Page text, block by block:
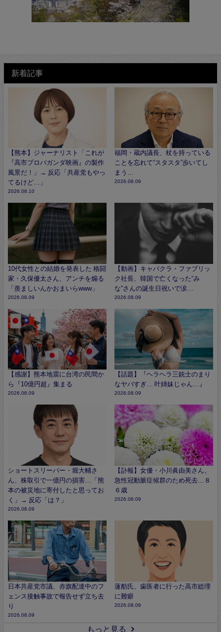
新着記事
【熊本】ジャーナリスト「これが
『高市プロパガンダ映画』の製作
風景だ！」→ 反応「共産党もやっ
てるけど…」
2026.08.10
福岡・蔵内議長、杖を持っている
ことを忘れて“スタスタ”歩いてし
まう…
2026.08.09
10代女性との結婚を発表した 格闘
家・久保優太さん、アンチを煽る
「羨ましいんかおまいらwww」
2026.08.09
【動画】キャバクラ・ファブリッ
ク社長、韓国で亡くなった“み
な”さんの誕生日祝いで涙…
2026.08.09
【感謝】熊本地震に台湾の民間か
ら『10億円超』集まる
2026.08.09
【話題】『ヘラヘラ三銃士のまり
なヤバすぎ… 叶姉妹じゃん…』
2026.08.09
ショートスリーパー・堀大輔さ
ん、株取引で一億円の損害…「熊
本の被災地に寄付したと思ってお
く」→ 反応「は？」
2026.08.09
【訃報】女優・小川眞由美さん、
急性冠動脈症候群のため死去…８
６歳
2026.08.09
日本共産党市議、赤旗配達中のフ
ェンス接触事故で報告せず立ち去
り
2026.08.09
蓮舫氏、歯医者に行った高市総理
に難癖
2026.08.09
もっと見る